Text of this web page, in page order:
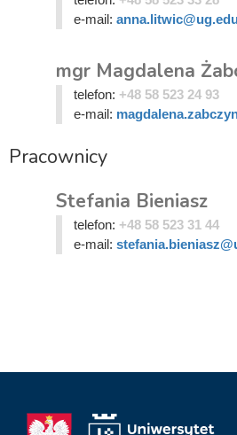
e-mail:
mgr Magdalena
telefon: +48 58 523 24 93
e-mail:
Pracownicy
Stefania Bieniasz
telefon: +48 58 523 31 44
e-mail: